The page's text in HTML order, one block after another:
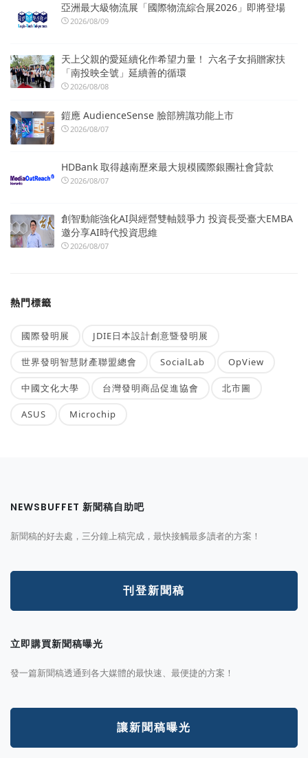
亞洲最大級物流展「國際物流綜合展2026」即將登場
2026/08/09
天上父親的愛延續化作希望力量！ 六名子女捐贈家扶
「南投映全號」延續善的循環
2026/08/08
鎧應 AudienceSense 臉部辨識功能上市
2026/08/07
HDBank 取得越南歷來最大規模國際銀團社會貸款
2026/08/07
創智動能強化AI與經營雙軸競爭力 投資長受臺大EMBA
邀分享AI時代投資思維
2026/08/07
熱門標籤
國際發明展 JDIE日本設計創意暨發明展
世界發明智慧財產聯盟總會 SocialLab OpView
中國文化大學 台灣發明商品促進協會 北市圖
ASUS Microchip
NEWSBUFFET 新聞稿自助吧
新聞稿的好去處，三分鐘上稿完成，最快接觸最多讀者的方案！
刊登新聞稿
立即購買新聞稿曝光
發一篇新聞稿透通到各大媒體的最快速、最便捷的方案！
讓新聞稿曝光